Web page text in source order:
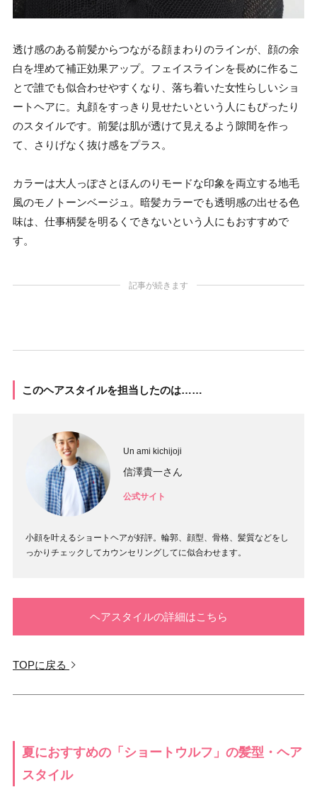
透け感のある前髪からつながる顔まわりのラインが、顔の余
白を埋めて補正効果アップ。フェイスラインを長めに作るこ
とで誰でも似合わせやすくなり、落ち着いた女性らしいショ
ートヘアに。丸顔をすっきり見せたいという人にもぴったり
のスタイルです。前髪は肌が透けて見えるよう隙間を作っ
て、さりげなく抜け感をプラス。
カラーは大人っぽさとほんのりモードな印象を両立する地毛
風のモノトーンベージュ。暗髪カラーでも透明感の出せる色
味は、仕事柄髪を明るくできないという人にもおすすめで
す。
記事が続きます
このヘアスタイルを担当したのは……
Un ami kichijoji
信澤貴一さん
公式サイト
小顔を叶えるショートヘアが好評。輪郭、顔型、骨格、髪質などをし
っかりチェックしてカウンセリングしてに似合わせます。
ヘアスタイルの詳細はこちら
TOPに戻る
夏におすすめの「ショートウルフ」の髪型・ヘア
スタイル